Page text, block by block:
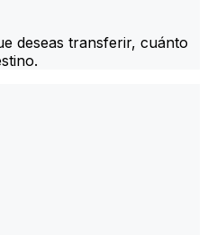
deseas transferir, cuánto